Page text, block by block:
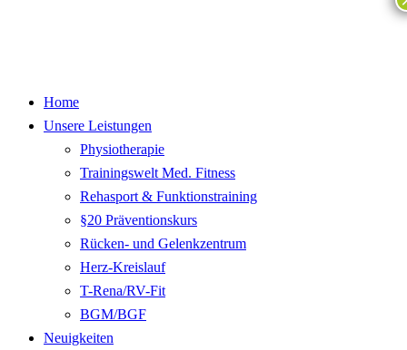
Home
Unsere Leistungen
Physiotherapie
Trainingswelt Med. Fitness
Rehasport & Funktionstraining
§20 Präventionskurs
Rücken- und Gelenkzentrum
Herz-Kreislauf
T-Rena/RV-Fit
BGM/BGF
Neuigkeiten